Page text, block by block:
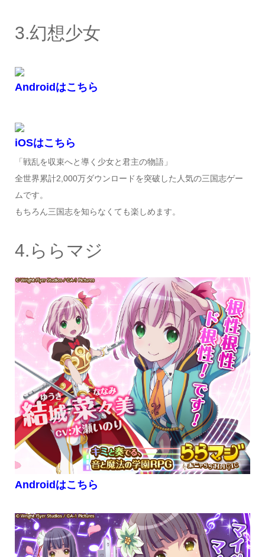
3.幻想少女
Androidはこちら
iOSはこちら
「戦乱を収束へと導く少女と君主の物語」
全世界累計2,000万ダウンロードを突破した人気の三国志ゲー
ムです。
もちろん三国志を知らなくても楽しめます。
4.ららマジ
Androidはこちら